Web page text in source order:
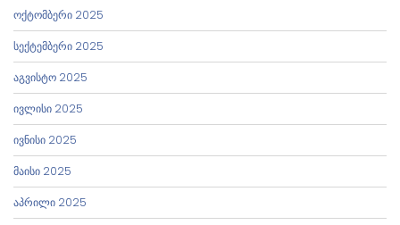
ოქტომბერი 2025
სექტემბერი 2025
აგვისტო 2025
ივლისი 2025
ივნისი 2025
მაისი 2025
აპრილი 2025